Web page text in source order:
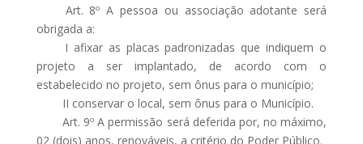
Art. 8º A pessoa ou associação adotante será
obrigada a:
I afixar as placas padronizadas que indiquem o
projeto a ser implantado, de acordo com o
estabelecido no projeto, sem ônus para o município;
II conservar o local, sem ônus para o Município.
Art. 9º A permissão será deferida por, no máximo,
02 (dois) anos, renováveis, a critério do Poder Público.